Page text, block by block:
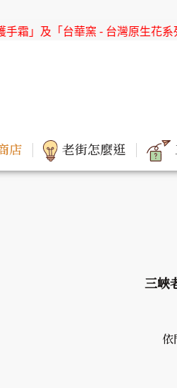
華窯 - 台灣原生花系列 直身杯
店 老街怎麼逛
三峽
依